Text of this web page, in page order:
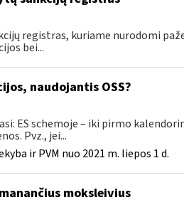
registras, kuriame nurodomi
bei...
naudojantis OSS?
ES schemoje – iki pirmo
Pvz., jei...
ir PVM nuo 2021 m. liepos 1 d.
moksleivius